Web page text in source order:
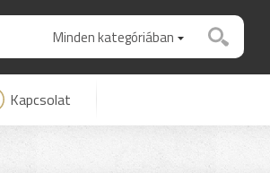
Minden kategóriában
Kapcsolat